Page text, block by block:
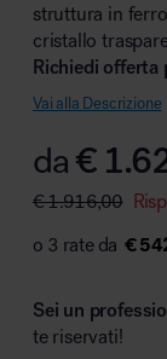
Area hospitality
struttura in
cristallo
Richiedi offerta
Vai alla Descrizione
da€
€1.916,00
€
Sei un
te riservati!